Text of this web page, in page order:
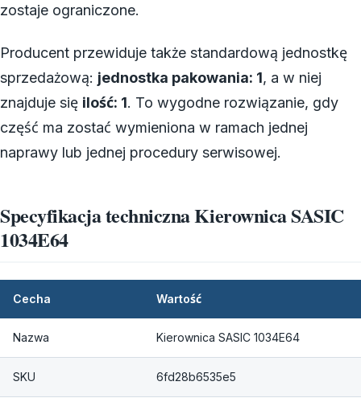
zostaje ograniczone.
Producent przewiduje także standardową jednostkę
sprzedażową: jednostka pakowania: 1, a w niej
znajduje się ilość: 1. To wygodne rozwiązanie, gdy
część ma zostać wymieniona w ramach jednej
naprawy lub jednej procedury serwisowej.
Specyfikacja techniczna Kierownica SASIC
1034E64
Cecha Wartość
Nazwa Kierownica SASIC 1034E64
SKU 6fd28b6535e5